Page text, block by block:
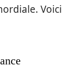
Voici